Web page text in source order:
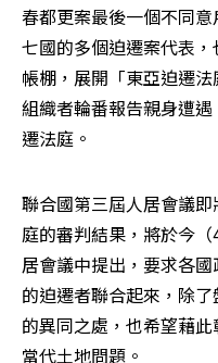
春都更案最後一個不同
七國的多個迫遷案代表
帳棚，展開「東亞迫遷
組織者輪番報告親身遭
遷法庭。
聯合國第三屆人居會議
庭的審判結果，將於今
居會議中提出，要求各
的迫遷者聯合起來，除
的異同之處，也希望藉
當代土地問題。